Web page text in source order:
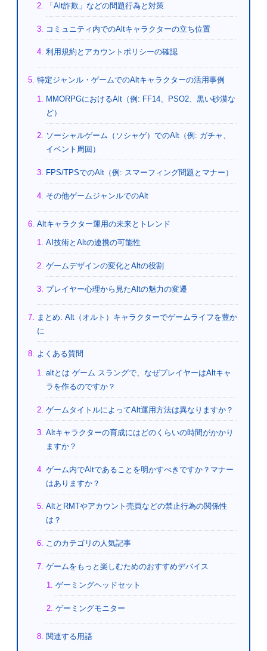
「Alt詐欺」などの問題行為と対策
コミュニティ内でのAltキャラクターの立ち位置
利用規約とアカウントポリシーの確認
特定ジャンル・ゲームでのAltキャラクターの活用事例
MMORPGにおけるAlt（例: FF14、PSO2、黒い砂漠な
ど）
ソーシャルゲーム（ソシャゲ）でのAlt（例: ガチャ、
イベント周回）
FPS/TPSでのAlt（例: スマーフィング問題とマナー）
その他ゲームジャンルでのAlt
Altキャラクター運用の未来とトレンド
AI技術とAltの連携の可能性
ゲームデザインの変化とAltの役割
プレイヤー心理から見たAltの魅力の変遷
まとめ: Alt（オルト）キャラクターでゲームライフを豊か
に
よくある質問
altとは ゲーム スラングで、なぜプレイヤーはAltキャ
ラを作るのですか？
ゲームタイトルによってAlt運用方法は異なりますか？
Altキャラクターの育成にはどのくらいの時間がかかり
ますか？
ゲーム内でAltであることを明かすべきですか？マナー
はありますか？
AltとRMTやアカウント売買などの禁止行為の関係性
は？
このカテゴリの人気記事
ゲームをもっと楽しむためのおすすめデバイス
ゲーミングヘッドセット
ゲーミングモニター
関連する用語